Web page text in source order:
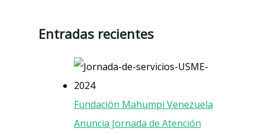
Entradas recientes
Fundación Mahumpi Venezuela
Anuncia Jornada de Atención